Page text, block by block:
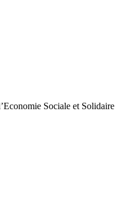
Sociale et Solidaire